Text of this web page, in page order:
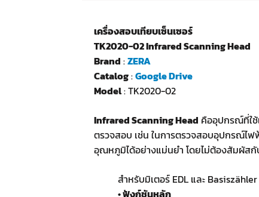
เครื่องสอบเทียบเซ็นเซอร์
TK2020-02 Infrared Scanning Head
Brand :ZERA
Catalog:Google Drive
Model: TK2020-02
Infrared Scanning Head คืออุปกรณ์ที่ใ
ตรวจสอบ เช่น ในการตรวจสอบอุปกรณ์ไ
อุณหภูมิได้อย่างแม่นยำ โดยไม่ต้องสัมผัส
สำหรับมิเตอร์ EDL และ
• ฟังก์ชันหลัก